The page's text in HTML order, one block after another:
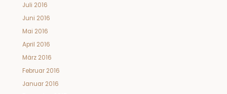
Juli 2016
Juni 2016
Mai 2016
April 2016
März 2016
Februar 2016
Januar 2016